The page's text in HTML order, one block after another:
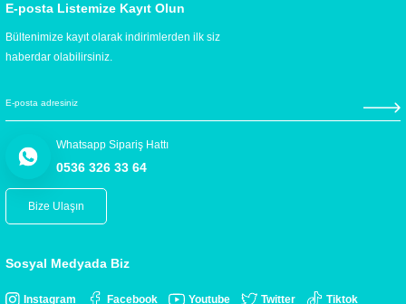
E-posta Listemize Kayıt Olun
Bültenimize kayıt olarak indirimlerden ilk siz
haberdar olabilirsiniz.
Whatsapp Sipariş Hattı
0536 326 33 64
Bize Ulaşın
Sosyal Medyada Biz
Instagram Facebook Youtube Twitter Tiktok